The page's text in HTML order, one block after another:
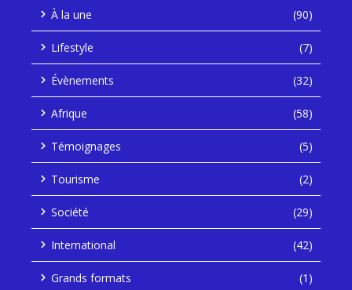
À la une (90)
Lifestyle (7)
Évènements (32)
Afrique (58)
Témoignages (5)
Tourisme (2)
Société (29)
International (42)
Grands formats (1)